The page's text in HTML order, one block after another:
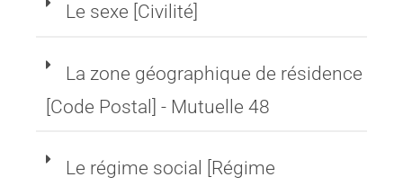
Le sexe [Civilité]
La zone géographique de résidence
[Code Postal] - Mutuelle 48
Le régime social [Régime